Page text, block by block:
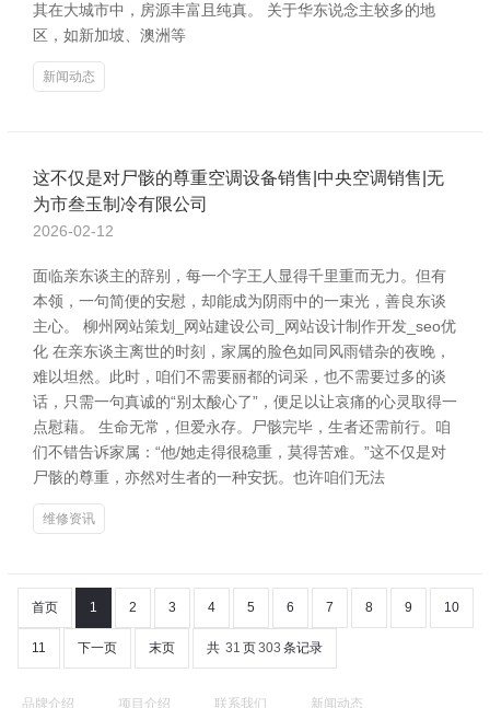
其在大城市中，房源丰富且纯真。 关于华东说念主较多的地
区，如新加坡、澳洲等
新闻动态
这不仅是对尸骸的尊重空调设备销售|中央空调销售|无
为市叁玉制冷有限公司
2026-02-12
面临亲东谈主的辞别，每一个字王人显得千里重而无力。但有
本领，一句简便的安慰，却能成为阴雨中的一束光，善良东谈
主心。 柳州网站策划_网站建设公司_网站设计制作开发_seo优
化 在亲东谈主离世的时刻，家属的脸色如同风雨错杂的夜晚，
难以坦然。此时，咱们不需要丽都的词采，也不需要过多的谈
话，只需一句真诚的“别太酸心了”，便足以让哀痛的心灵取得一
点慰藉。 生命无常，但爱永存。尸骸完毕，生者还需前行。咱
们不错告诉家属：“他/她走得很稳重，莫得苦难。”这不仅是对
尸骸的尊重，亦然对生者的一种安抚。也许咱们无法
维修资讯
首页 1 2 3 4 5 6 7 8 9 10
11 下一页 末页 共 31 页303 条记录
品牌介绍 项目介绍 联系我们 新闻动态